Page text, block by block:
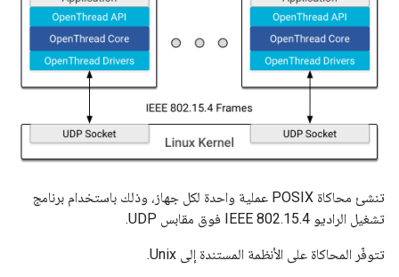
تنشئ محاكاة POSIX عملية واحدة لكل جهاز، وذلك باستخدام برنامج
تشغيل الراديو IEEE 802.15.4 فوق مقابس UDP.
تتوفّر المحاكاة على الأنظمة المستندة إلى Unix.